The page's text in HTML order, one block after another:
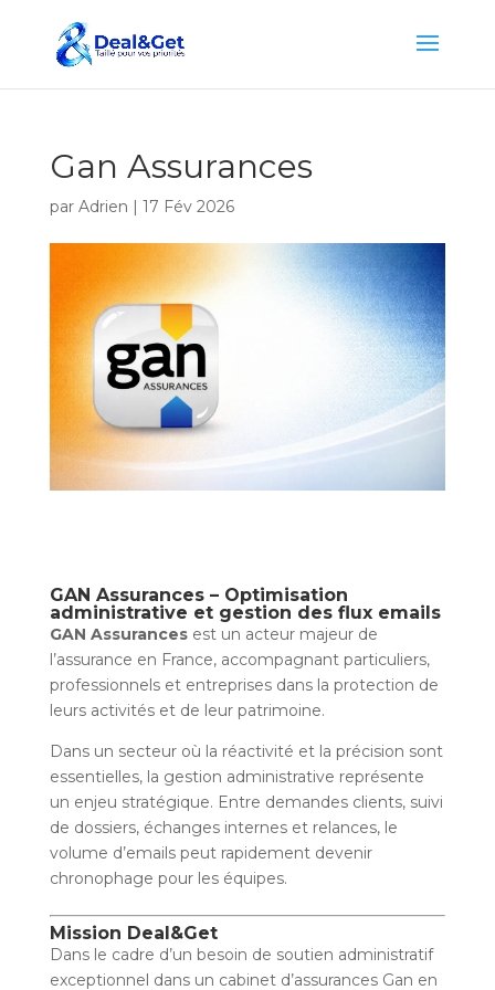
Gan Assurances
par Adrien | 17 Fév 2026
GAN Assurances – Optimisation
administrative et gestion des flux emails
GAN Assurancesest un acteur majeur de
l’assurance en France, accompagnant particuliers,
professionnels et entreprises dans la protection de
leurs activités et de leur patrimoine.
Dans un secteur où la réactivité et la précision sont
essentielles, la gestion administrative représente
un enjeu stratégique. Entre demandes clients, suivi
de dossiers, échanges internes et relances, le
volume d’emails peut rapidement devenir
chronophage pour les équipes.
Mission Deal&Get
Dans le cadre d’un besoin de soutien administratif
exceptionnel dans un cabinet d’assurances Gan en